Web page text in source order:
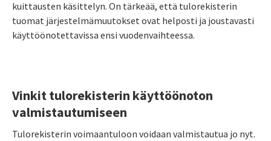
kuittausten käsittelyn. On tärkeää, että tulorekisterin
tuomat järjestelmämuutokset ovat helposti ja joustavasti
käyttöönotettavissa ensi vuodenvaihteessa.
Vinkit tulorekisterin käyttöönoton
valmistautumiseen
Tulorekisterin voimaantuloon voidaan valmistautua jo nyt.